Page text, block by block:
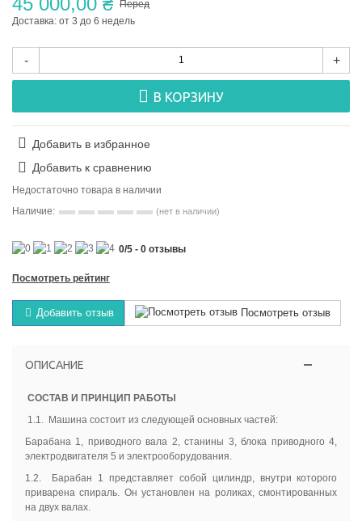
Перед
Доставка: от 3 до 6 недель
- +
В КОРЗИНУ
Добавить в избранное
Добавить к сравнению
Недостаточно товара в наличии
Наличие:
(нет в наличии)
0/5 - 0 отзывы
Посмотреть рейтинг
Добавить отзыв Посмотреть отзыв
ОПИСАНИЕ
СОСТАВ И ПРИНЦИП РАБОТЫ
1.1. Машина состоит из следующей основных частей:
Барабана 1, приводного вала 2, станины 3, блока приводного 4,
электродвигателя 5 и электрооборудования.
1.2. Барабан 1 представляет собой цилиндр, внутри которого
приварена спираль. Он установлен на роликах, смонтированных
на двух валах.